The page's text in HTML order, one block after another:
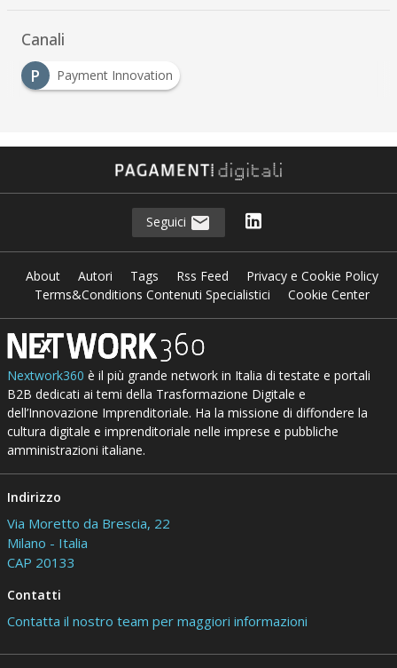
Canali
P
Payment Innovation
Seguici
About Autori Tags Rss Feed
Privacy e Cookie Policy
Terms&Conditions Contenuti Specialistici
Cookie Center
Nextwork360 è il più grande network in Italia di testate e portali
B2B dedicati ai temi della Trasformazione Digitale e
dell’Innovazione Imprenditoriale. Ha la missione di diffondere la
cultura digitale e imprenditoriale nelle imprese e pubbliche
amministrazioni italiane.
Indirizzo
Via Moretto da Brescia, 22
Milano - Italia
CAP 20133
Contatti
Contatta il nostro team per maggiori informazioni